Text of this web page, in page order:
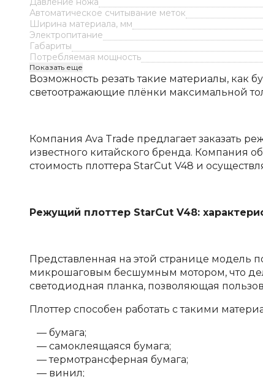
Автоматическое считывание меток
Ширина материала, мм
Электропитание
Габариты
Потребляемая мощность
Показать еще
Возможность резать такие материалы, как
светоотражающие плёнки максимальной
Компания Ava Trade предлагает заказать
известного китайского бренда. Компания
стоимость плоттера StarCut V48 и
Режущий плоттер StarCut V48:
Представленная на этой странице модель
микрошаговым бесшумным мотором, что
светодиодная планка, позволяющая
Плоттер способен работать с такими
бумага;
самоклеящаяся бумага;
термотрансферная бумага;
винил;